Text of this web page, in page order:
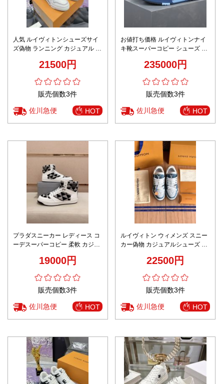
人気 ルイヴィトンシューズサイ
ズ偽物 ランニング カジュアル 運
21500円
販売個数3件
佐川急便 HOT
お値打ち価格 ルイヴィトンナイ
キ靴スーパーコピー シューズ ス
G8R8H ブルー235000円
販売個数3件
佐川急便 HOT
プラダスニーカー レディース コ
ーデスーパーコピー 柔軟 カジュ
臭 ハイカット ホワイト
19000円
販売個数3件
佐川急便 HOT
ルイヴィトン ウィメンズ スニー
カー偽物 カジュアルシューズ 運
22500円
販売個数3件
佐川急便 HOT